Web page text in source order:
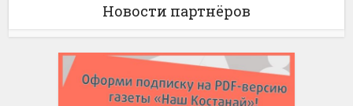
Новости партнёров